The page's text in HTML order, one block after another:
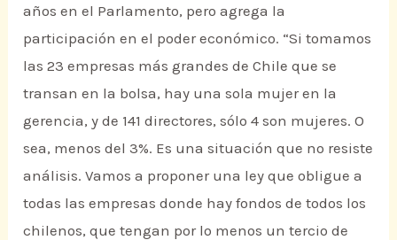
años en el Parlamento, pero agrega la
participación en el poder económico. “Si tomamos
las 23 empresas más grandes de Chile que se
transan en la bolsa, hay una sola mujer en la
gerencia, y de 141 directores, sólo 4 son mujeres. O
sea, menos del 3%. Es una situación que no resiste
análisis. Vamos a proponer una ley que obligue a
todas las empresas donde hay fondos de todos los
chilenos, que tengan por lo menos un tercio de